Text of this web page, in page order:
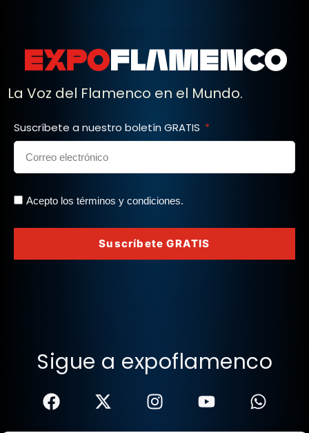
La Voz del Flamenco en el Mundo.
Suscríbete a nuestro boletín GRATIS
Acepto los términos y condiciones.
Suscríbete GRATIS
Sigue a expoflamenco